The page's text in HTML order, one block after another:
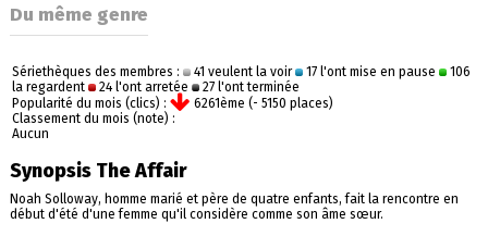
Du même genre
Sériethèques des membres : 41 veulent la voir 17 l'ont mise en pause
106
la regardent
24 l'ont arretée
27 l'ont terminée
Popularité du mois (clics) :
6261ème (- 5150 places)
Classement du mois (note) :
Aucun
Synopsis The Affair
Noah Solloway, homme marié et père de quatre enfants, fait la rencontre en
début d'été d'une femme qu'il considère comme son âme sœur.